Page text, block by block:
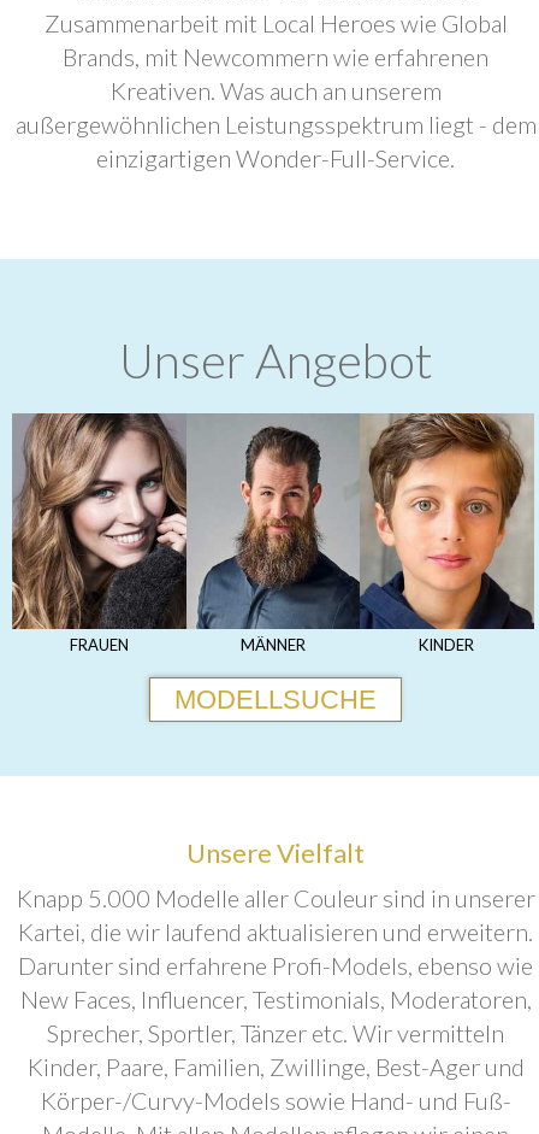
Zusammenarbeit mit Local Heroes wie Global
Brands, mit Newcommern wie erfahrenen
Kreativen. Was auch an unserem
außergewöhnlichen Leistungsspektrum liegt - dem
einzigartigen Wonder-Full-Service.
Unser Angebot
FRAUEN MÄNNER KINDER
MODELLSUCHE
Unsere Vielfalt
Knapp 5.000 Modelle aller Couleur sind in unserer
Kartei, die wir laufend aktualisieren und erweitern.
Darunter sind erfahrene Profi-Models, ebenso wie
New Faces, Influencer, Testimonials, Moderatoren,
Sprecher, Sportler, Tänzer etc. Wir vermitteln
Kinder, Paare, Familien, Zwillinge, Best-Ager und
Körper-/Curvy-Models sowie Hand- und Fuß-